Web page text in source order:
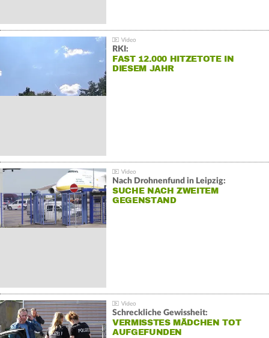
RKI:
FAST 12.000 HITZETOTE IN
DIESEM JAHR
Nach Drohnenfund in Leipzig:
SUCHE NACH ZWEITEM
GEGENSTAND
Schreckliche Gewissheit:
VERMISSTES MÄDCHEN TOT
AUFGEFUNDEN